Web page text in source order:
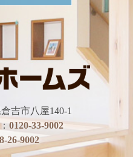
吉市八屋140-1
0120-33-9002
26-9002